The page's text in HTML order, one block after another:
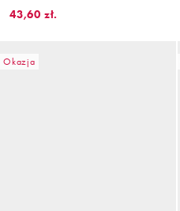
bokach dół od bikini w wyblakły
43,60 zł.
Okazja